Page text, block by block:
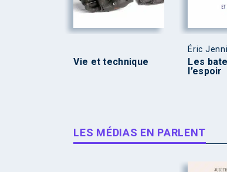
Vie et technique
Éric
Les
l’espoir
LES MÉDIAS EN PARLENT